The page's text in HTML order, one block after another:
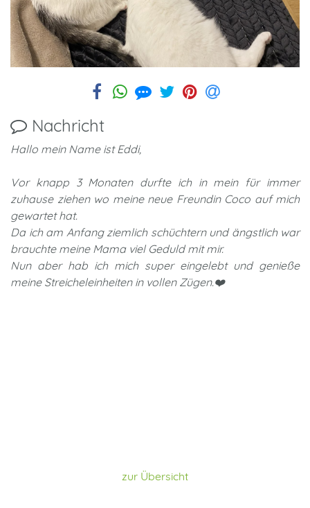
Nachricht
Hallo mein Name ist Eddi,
Vor knapp 3 Monaten durfte ich in mein für immer
zuhause ziehen wo meine neue Freundin Coco auf mich
gewartet hat.
Da ich am Anfang ziemlich schüchtern und ängstlich war
brauchte meine Mama viel Geduld mit mir.
Nun aber hab ich mich super eingelebt und genieße
meine Streicheleinheiten in vollen Zügen.❤️
zur Übersicht